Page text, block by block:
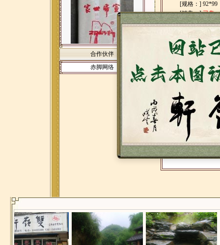
合作伙伴
赤脚网络
[规格：] 92*99
[销售：]已售
[名称：]
江天
[编号：]
2404
[作者：]
林筱之
[价格：]
[规格：]
[销售：]已售